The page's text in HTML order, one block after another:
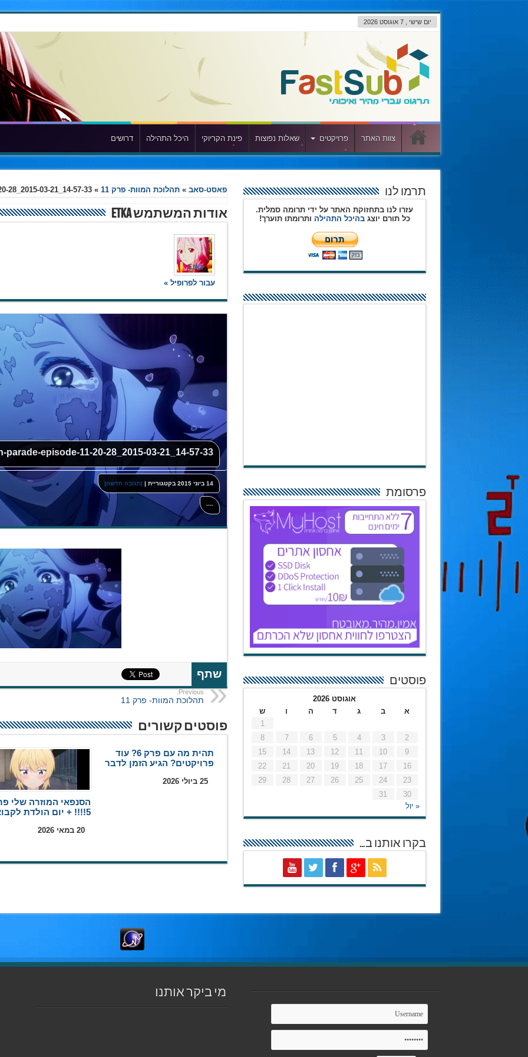
יום שישי , 7 אוגוסט 2026
צוות האתר פרויקטים שאלות נפוצות פינת הקריוקי היכל התהילה דרושים
פאסט-סאב »תהלוכת המוות- פרק 11 »
28_2015-03-21_14-57-33
אודות המשתמש Etka
עבור לפרופיל »
parade-episode-11-20-28_2015-03-21_14-57-33
14 ביוני 2015 בקטגוריית | |תגובה חדשה|
----
שתף
Previous:
תהלוכת המוות- פרק 11
פוסטים קשורים
תהית מה עם פרק 6? עוד
פרויקטים? הגיע הזמן לדבר
25 ביולי 2026
הסנפאי המוזרה שלי
5!!!! + יום הולדת לקבוצה
20 במאי 2026
תרמו לנו
עזרו לנו בתחזוקת האתר על ידי תרומה סמלית.
כל תורם יוצגבהיכל התהילה ותרומתו תוערך!
פרסומת
פוסטים
אוגוסט 2026
א
ב ג ד ה ו
ש
1
2
3
4
5
6
7
8
9
10
11
12
13
14
15
16
17
18
19
20
21
22
23
24
25
26
27
28
29
30
31
« יול
בקרו אותנו ב…
מי ביקר אותנו